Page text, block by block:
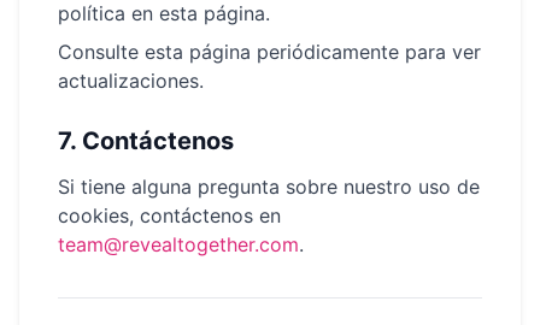
política en esta página.
Consulte esta página periódicamente para ver
actualizaciones.
7. Contáctenos
Si tiene alguna pregunta sobre nuestro uso de
cookies, contáctenos en
team@revealtogether.com.